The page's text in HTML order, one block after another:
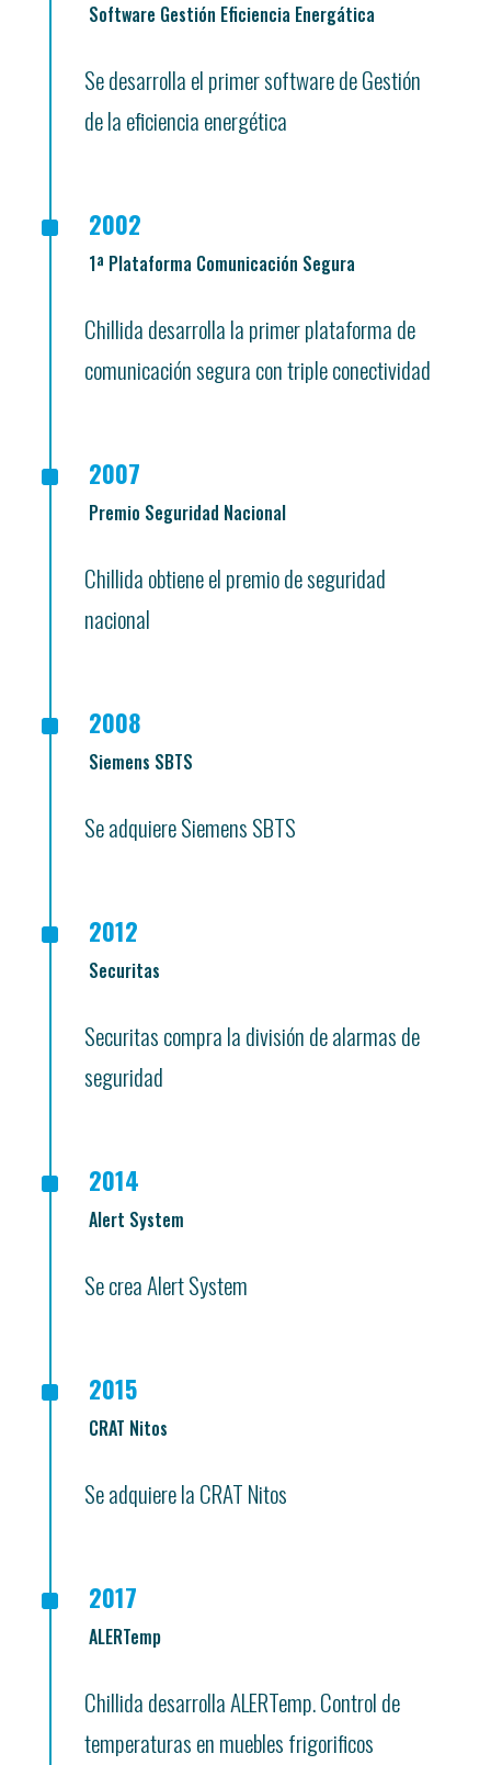
Software Gestión Eficiencia Energática
Se desarrolla el primer software de Gestión
de la eficiencia energética
^ 2002
1ª Plataforma Comunicación Segura
Chillida desarrolla la primer plataforma de
comunicación segura con triple conectividad
^ 2007
Premio Seguridad Nacional
Chillida obtiene el premio de seguridad
nacional
^ 2008
Siemens SBTS
Se adquiere Siemens SBTS
^ 2012
Securitas
Securitas compra la división de alarmas de
seguridad
^ 2014
Alert System
Se crea Alert System
^ 2015
CRAT Nitos
Se adquiere la CRAT Nitos
^ 2017
ALERTemp
Chillida desarrolla ALERTemp. Control de
temperaturas en muebles frigorificos